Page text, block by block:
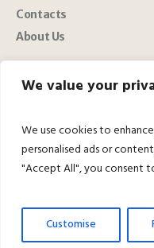
We value your
We use cookies to
personalised ads or
"Accept All", you consent
Customise
Contacts
About Us
SDOS ©